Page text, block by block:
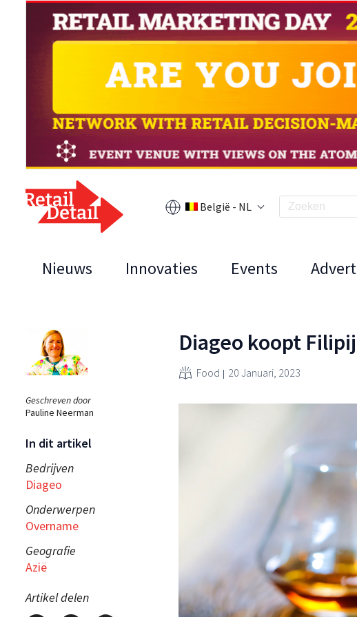
België - NL
Nieuws Innovaties Events
Geschreven door
Pauline Neerman
In dit artikel
Bedrijven
Diageo
Onderwerpen
Overname
Geografie
Azië
Artikel delen
Diageo koopt
Food 20 Januari, 2023